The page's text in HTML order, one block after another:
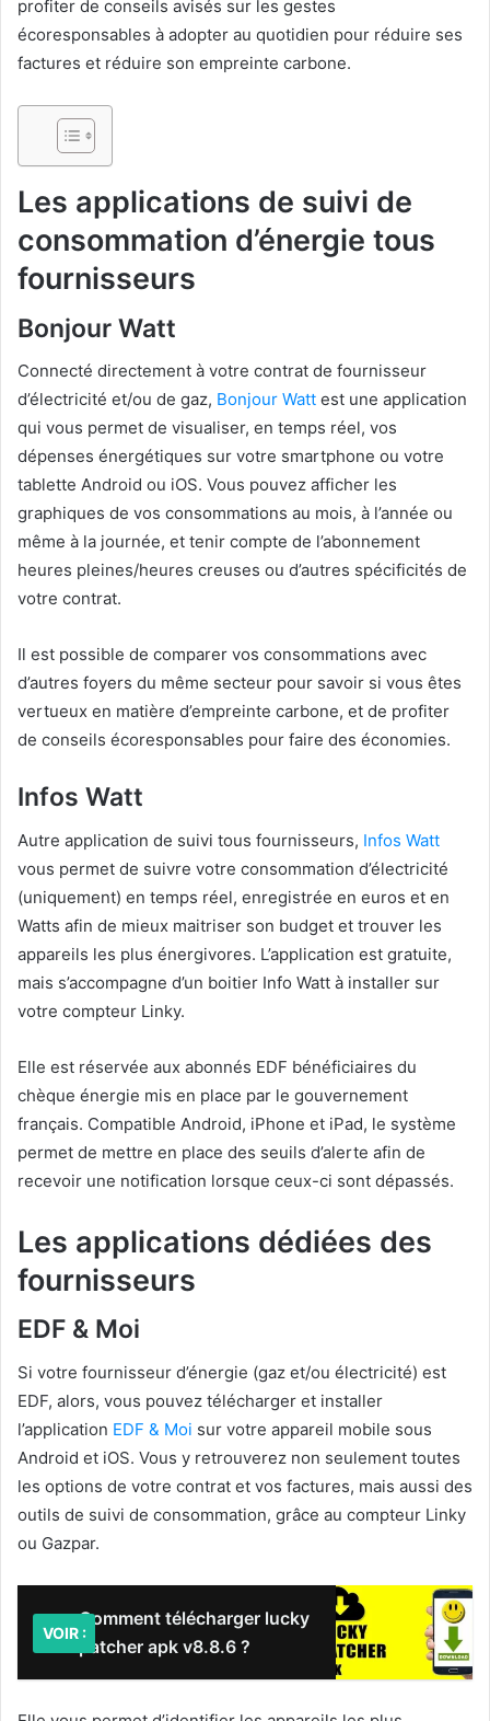
profiter de conseils avisés sur les gestes
écoresponsables à adopter au quotidien pour réduire ses
factures et réduire son empreinte carbone.
Les applications de suivi de
consommation d’énergie tous
fournisseurs
Bonjour Watt
Connecté directement à votre contrat de fournisseur
d’électricité et/ou de gaz, Bonjour Watt est une application
qui vous permet de visualiser, en temps réel, vos
dépenses énergétiques sur votre smartphone ou votre
tablette Android ou iOS. Vous pouvez afficher les
graphiques de vos consommations au mois, à l’année ou
même à la journée, et tenir compte de l’abonnement
heures pleines/heures creuses ou d’autres spécificités de
votre contrat.
Il est possible de comparer vos consommations avec
d’autres foyers du même secteur pour savoir si vous êtes
vertueux en matière d’empreinte carbone, et de profiter
de conseils écoresponsables pour faire des économies.
Infos Watt
Autre application de suivi tous fournisseurs, Infos Watt
vous permet de suivre votre consommation d’électricité
(uniquement) en temps réel, enregistrée en euros et en
Watts afin de mieux maitriser son budget et trouver les
appareils les plus énergivores. L’application est gratuite,
mais s’accompagne d’un boitier Info Watt à installer sur
votre compteur Linky.
Elle est réservée aux abonnés EDF bénéficiaires du
chèque énergie mis en place par le gouvernement
français. Compatible Android, iPhone et iPad, le système
permet de mettre en place des seuils d’alerte afin de
recevoir une notification lorsque ceux-ci sont dépassés.
Les applications dédiées des
fournisseurs
EDF & Moi
Si votre fournisseur d’énergie (gaz et/ou électricité) est
EDF, alors, vous pouvez télécharger et installer
l’application EDF & Moi sur votre appareil mobile sous
Android et iOS. Vous y retrouverez non seulement toutes
les options de votre contrat et vos factures, mais aussi des
outils de suivi de consommation, grâce au compteur Linky
ou Gazpar.
Comment télécharger lucky
patcher apk v8.8.6 ?
VOIR :